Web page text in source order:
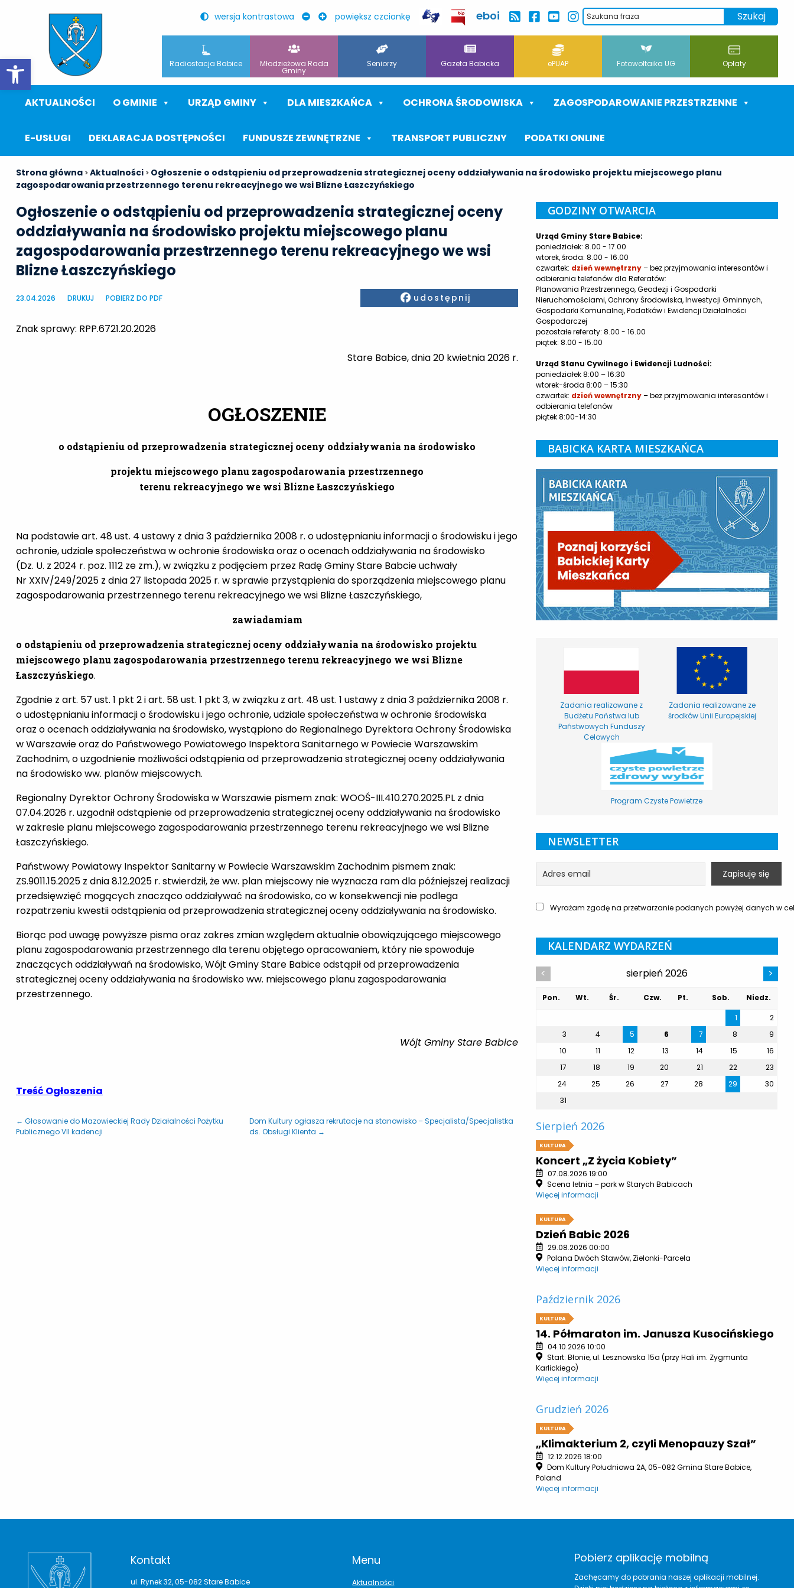
Otwórz pasek narzędzi
wersja kontrastowa powiększ czcionkę eboi
Radiostacja Babice Młodzieżowa Rada
Gminy
Seniorzy Gazeta Babicka ePUAP Fotowoltaika UG Opłaty
AKTUALNOŚCI O GMINIE URZĄD GMINY DLA MIESZKAŃCA OCHRONA ŚRODOWISKA ZAGOSPODAROWANIE PRZESTRZENNE
E-USŁUGI DEKLARACJA DOSTĘPNOŚCI FUNDUSZE ZEWNĘTRZNE TRANSPORT PUBLICZNY PODATKI ONLINE
Strona główna >Aktualności > Ogłoszenie o odstąpieniu od przeprowadzenia strategicznej oceny oddziaływania na środowisko projektu miejscowego planu
zagospodarowania przestrzennego terenu rekreacyjnego we wsi Blizne Łaszczyńskiego
Ogłoszenie o odstąpieniu od przeprowadzenia strategicznej oceny
oddziaływania na środowisko projektu miejscowego planu
zagospodarowania przestrzennego terenu rekreacyjnego we wsi
Blizne Łaszczyńskiego
23.04.2026 DRUKUJ POBIERZ DO PDF Facebook
udostępnij
Znak sprawy: RPP.6721.20.2026
Stare Babice, dnia 20 kwietnia 2026 r.
OGŁOSZENIE
o odstąpieniu od przeprowadzenia strategicznej oceny oddziaływania na środowisko
projektu miejscowego planu zagospodarowania przestrzennego
terenu rekreacyjnego we wsi Blizne Łaszczyńskiego
Na podstawie art. 48 ust. 4 ustawy z dnia 3 października 2008 r. o udostępnianiu informacji o środowisku i jego
ochronie, udziale społeczeństwa w ochronie środowiska oraz o ocenach oddziaływania na środowisko
(Dz. U. z 2024 r. poz. 1112 ze zm.), w związku z podjęciem przez Radę Gminy Stare Babcie uchwały
Nr XXIV/249/2025 z dnia 27 listopada 2025 r. w sprawie przystąpienia do sporządzenia miejscowego planu
zagospodarowania przestrzennego terenu rekreacyjnego we wsi Blizne Łaszczyńskiego,
zawiadamiam
o odstąpieniu od przeprowadzenia strategicznej oceny oddziaływania na środowisko projektu
miejscowego planu zagospodarowania przestrzennego terenu rekreacyjnego we wsi Blizne
Łaszczyńskiego.
Zgodnie z art. 57 ust. 1 pkt 2 i art. 58 ust. 1 pkt 3, w związku z art. 48 ust. 1 ustawy z dnia 3 października 2008 r.
o udostępnianiu informacji o środowisku i jego ochronie, udziale społeczeństwa w ochronie środowiska
oraz o ocenach oddziaływania na środowisko, wystąpiono do Regionalnego Dyrektora Ochrony Środowiska
w Warszawie oraz do Państwowego Powiatowego Inspektora Sanitarnego w Powiecie Warszawskim
Zachodnim, o uzgodnienie możliwości odstąpienia od przeprowadzenia strategicznej oceny oddziaływania
na środowisko ww. planów miejscowych.
Regionalny Dyrektor Ochrony Środowiska w Warszawie pismem znak: WOOŚ-III.410.270.2025.PL z dnia
07.04.2026 r. uzgodnił odstąpienie od przeprowadzenia strategicznej oceny oddziaływania na środowisko
w zakresie planu miejscowego zagospodarowania przestrzennego terenu rekreacyjnego we wsi Blizne
Łaszczyńskiego.
Państwowy Powiatowy Inspektor Sanitarny w Powiecie Warszawskim Zachodnim pismem znak:
ZS.9011.15.2025 z dnia 8.12.2025 r. stwierdził, że ww. plan miejscowy nie wyznacza ram dla późniejszej realizacji
przedsięwzięć mogących znacząco oddziaływać na środowisko, co w konsekwencji nie podlega
rozpatrzeniu kwestii odstąpienia od przeprowadzenia strategicznej oceny oddziaływania na środowisko.
Biorąc pod uwagę powyższe pisma oraz zakres zmian względem aktualnie obowiązującego miejscowego
planu zagospodarowania przestrzennego dla terenu objętego opracowaniem, który nie spowoduje
znaczących oddziaływań na środowisko, Wójt Gminy Stare Babice odstąpił od przeprowadzenia
strategicznej oceny oddziaływania na środowisko ww. miejscowego planu zagospodarowania
przestrzennego.
Wójt Gminy Stare Babice
Treść Ogłoszenia
← Głosowanie do Mazowieckiej Rady Działalności Pożytku
Publicznego VII kadencji
Dom Kultury ogłasza rekrutacje na stanowisko – Specjalista/Specjalistka
ds. Obsługi Klienta →
GODZINY OTWARCIA
Urząd Gminy Stare Babice:
poniedziałek: 8.00 - 17.00
wtorek, środa: 8.00 - 16.00
czwartek: dzień wewnętrzny– bez przyjmowania interesantów i
odbierania telefonów dla Referatów:
Planowania Przestrzennego, Geodezji i Gospodarki
Nieruchomościami, Ochrony Środowiska, Inwestycji Gminnych,
Gospodarki Komunalnej, Podatków i Ewidencji Działalności
Gospodarczej
pozostałe referaty: 8.00 - 16.00
piątek: 8.00 - 15.00
Urząd Stanu Cywilnego i Ewidencji Ludności:
poniedziałek 8:00 – 16:30
wtorek-środa 8:00 – 15:30
czwartek: dzień wewnętrzny– bez przyjmowania interesantów i
odbierania telefonów
piątek 8:00-14:30
BABICKA KARTA MIESZKAŃCA
Zadania realizowane z
Budżetu Państwa lub
Państwowych Funduszy
Celowych
Zadania realizowane ze
środków Unii Europejskiej
Program Czyste Powietrze
NEWSLETTER
Wyrażam zgodę na przetwarzanie podanych powyżej danych w
KALENDARZ WYDARZEŃ
< sierpień 2026 >
Pon. Wt. Śr. Czw. Pt. Sob.
Niedz.
1
2
3
4 5 6 7 8
9
10
11 12 13 14 15
16
17
18 19 20 21 22
23
24
25 26 27 28 29
30
31
Sierpień 2026
KULTURA
Koncert „Z życia Kobiety”
07.08.2026 19:00
Scena letnia – park w Starych Babicach
Więcej informacji
KULTURA
Dzień Babic 2026
29.08.2026 00:00
Polana Dwóch Stawów, Zielonki-Parcela
Więcej informacji
Październik 2026
KULTURA
14. Półmaraton im. Janusza Kusocińskiego
04.10.2026 10:00
Start: Błonie, ul. Lesznowska 15a (przy Hali im. Zygmunta
Karlickiego)
Więcej informacji
Grudzień 2026
KULTURA
„Klimakterium 2, czyli Menopauzy Szał”
12.12.2026 18:00
Dom Kultury Południowa 2A, 05-082 Gmina Stare Babice,
Poland
Więcej informacji
Kontakt
ul. Rynek 32, 05-082 Stare Babice
Menu
Aktualności
Pobierz aplikację mobilną
Zachęcamy do pobrania naszej aplikacji mobilnej.